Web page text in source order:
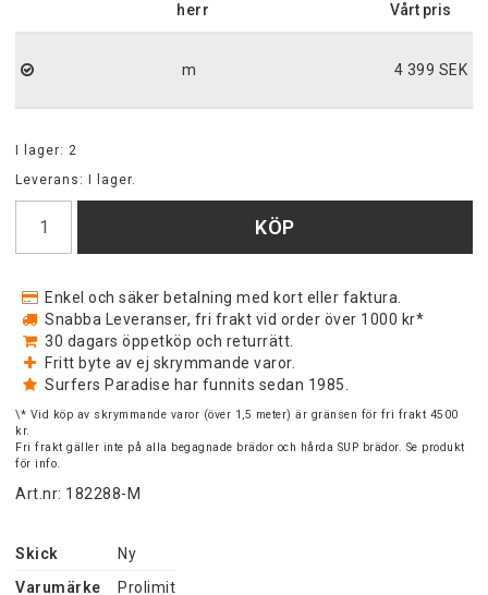
herr
m 4 399 SEK
I lager: 2
Leverans:
I lager.
KÖP
Enkel och säker betalning med kort eller faktura.
Snabba Leveranser, fri frakt vid order över 1000 kr*
30 dagars öppetköp och returrätt.
Fritt byte av ej skrymmande varor.
Surfers Paradise har funnits sedan 1985.
\* Vid köp av skrymmande varor (över 1,5 meter) är gränsen för fri frakt 4500
kr.
Fri frakt gäller inte på alla begagnade brädor och hårda SUP brädor. Se produkt
för info.
Art.nr: 182288-M
Skick
Ny
Varumärke
Prolimit